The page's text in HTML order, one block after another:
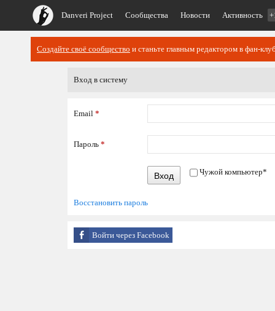
Danveri Project Сообщества Новости Активность
Создайте своё сообщество и станьте главным редактором в фан-
Вход в систему
Email *
Пароль *
Вход Чужой компьютер*
Восстановить пароль
Войти через Facebook